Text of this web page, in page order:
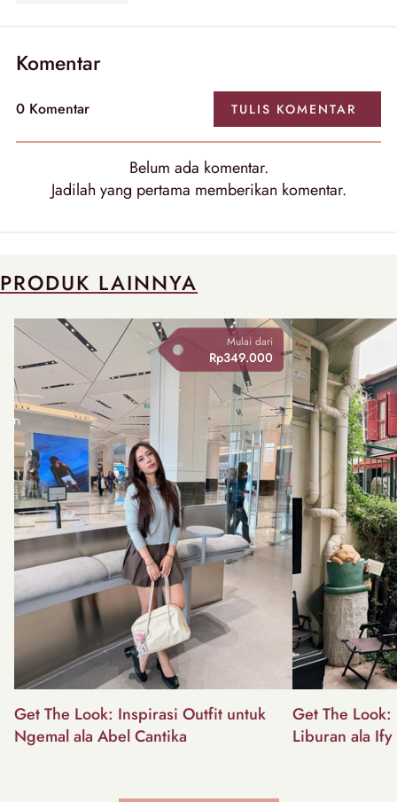
Komentar
0 Komentar TULIS KOMENTAR
Belum ada komentar.
Jadilah yang pertama memberikan komentar.
PRODUK LAINNYA
Mulai dari
Rp349.000
Get The Look: Inspirasi Outfit untuk
Ngemal ala Abel Cantika
Get The
Liburan ala Ify